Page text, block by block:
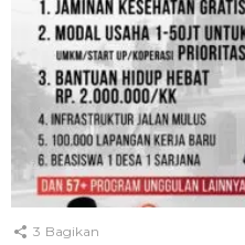
3 Bagikan